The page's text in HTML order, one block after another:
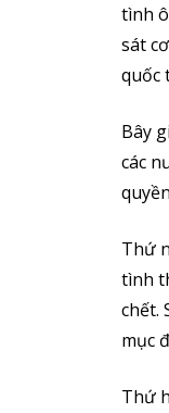
tình
sát
quốc
Bây
các
Thứ
tình
chết.
mục
Thứ